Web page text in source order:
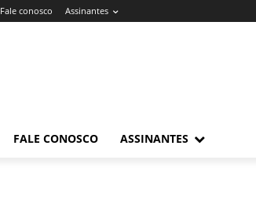
Fale conosco Assinantes
FALE CONOSCO ASSINANTES